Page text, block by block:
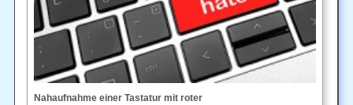
Nahaufnahme einer Tastatur mit roter